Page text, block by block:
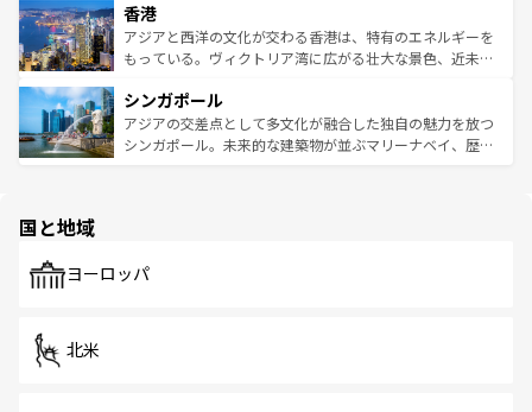
とつ。フォーやバインミー、ベトナムコーヒーなどは、ぜ
ひ現地で味わいたい。どの地域を訪れてもあたたかい人々
が旅行者を迎えてくれるので、きっと忘れられない旅にな
参照してほしい。
の活気が交差している。北部ではチェンマイなどの山岳地
帯で自然と触れ合い、南部ではプーケットやクラビの美し
いビーチでリゾート気分を楽しむことができる。タイ料理
激する。気候は一年中温暖で、どの季節にも異なる楽しみ
が待っている。親しみやすいタイの人々、仏教を中心とし
た文化、そして多様な観光資源が、訪れる旅人を魅了し続
香港
アジアと西洋の文化が交わる香港は、特有のエネルギーを
もっている。ヴィクトリア湾に広がる壮大な景色、近未来
み、どこを訪れても感動するはず。観光スポットが密集し
ており、効率よく見どころを回れるのも魅力。息をのむよ
うな絶景から文化的な体験まで、香港を存分に楽しみ尽く
シンガポール
アジアの交差点として多文化が融合した独自の魅力を放つ
シンガポール。未来的な建築物が並ぶマリーナベイ、歴史
で、ホーカーズは地元の風情を楽しめる外せないスポット
国と地域
ヨーロッパ
北米